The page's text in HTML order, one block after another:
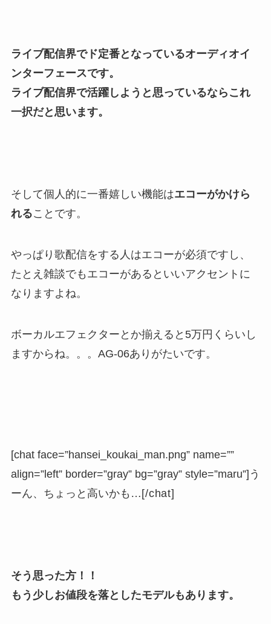
ライブ配信界でド定番となっているオーディオイ
ンターフェースです。
ライブ配信界で活躍しようと思っているならこれ
一択だと思います。
そして個人的に一番嬉しい機能はエコーがかけら
れることです。
やっぱり歌配信をする人はエコーが必須ですし、
たとえ雑談でもエコーがあるといいアクセントに
なりますよね。
ボーカルエフェクターとか揃えると5万円くらいし
ますからね。。。AG-06ありがたいです。
[chat face=”hansei_koukai_man.png” name=””
align=”left” border=”gray” bg=”gray” style=”maru”] う
ーん、ちょっと高いかも… [/chat]
そう思った方！！
もう少しお値段を落としたモデルもあります。